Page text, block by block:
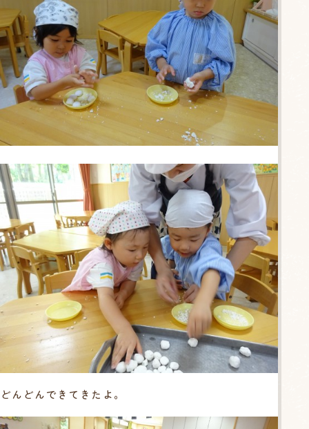
どんどんできてきたよ。